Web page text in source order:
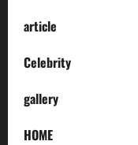
article
Celebrity
gallery
HOME